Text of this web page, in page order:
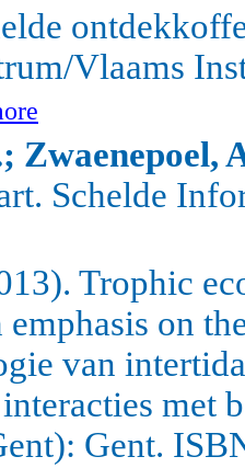
Vlaams
Zwaenepoel,
Schelde
Trophic
emphasis on
van
met
Gent.